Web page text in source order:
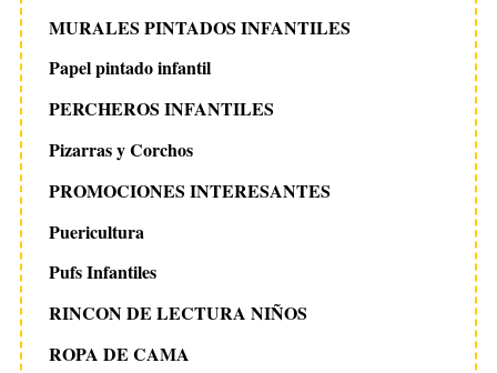
MURALES PINTADOS INFANTILES
Papel pintado infantil
PERCHEROS INFANTILES
Pizarras y Corchos
PROMOCIONES INTERESANTES
Puericultura
Pufs Infantiles
RINCON DE LECTURA NIÑOS
ROPA DE CAMA